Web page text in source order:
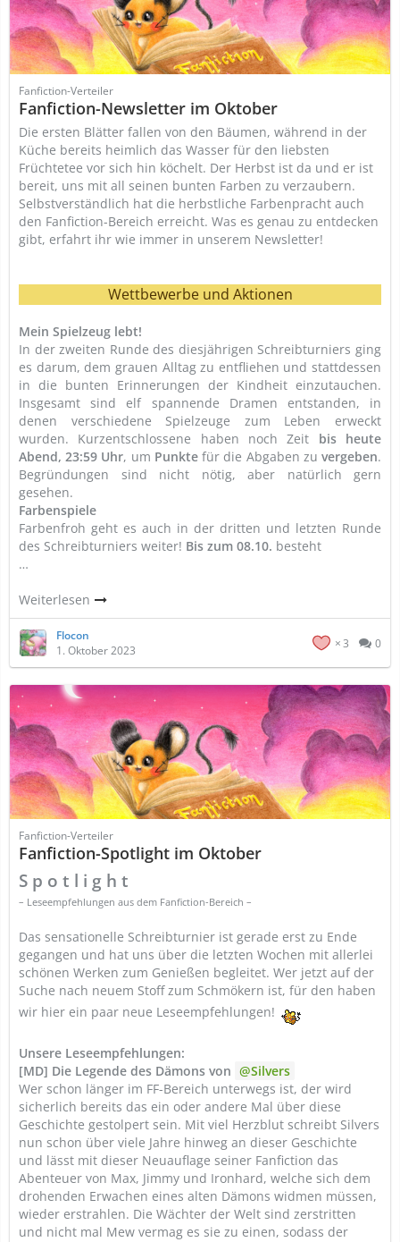
Fanfiction-Verteiler
Fanfiction-Newsletter im Oktober
Die ersten Blätter fallen von den Bäumen, während in der
Küche bereits heimlich das Wasser für den liebsten
Früchtetee vor sich hin köchelt. Der Herbst ist da und er ist
bereit, uns mit all seinen bunten Farben zu verzaubern.
Selbstverständlich hat die herbstliche Farbenpracht auch
den Fanfiction-Bereich erreicht. Was es genau zu entdecken
gibt, erfahrt ihr wie immer in unserem Newsletter!
Wettbewerbe und Aktionen
Mein Spielzeug lebt!
In der zweiten Runde des diesjährigen Schreibturniers ging
es darum, dem grauen Alltag zu entfliehen und stattdessen
in die bunten Erinnerungen der Kindheit einzutauchen.
Insgesamt sind elf spannende Dramen entstanden, in
denen verschiedene Spielzeuge zum Leben erweckt
wurden. Kurzentschlossene haben noch Zeit bis heute
Abend, 23:59 Uhr, um Punktefür die Abgaben zuvergeben.
Begründungen sind nicht nötig, aber natürlich gern
gesehen.
Farbenspiele
Farbenfroh geht es auch in der dritten und letzten Runde
des Schreibturniers weiter! Bis zum 08.10. besteht
…
Weiterlesen
Flocon
1. Oktober 2023
3 0
Fanfiction-Verteiler
Fanfiction-Spotlight im Oktober
S p o t l i g h t
– Leseempfehlungen aus dem Fanfiction-Bereich –
Das sensationelle Schreibturnier ist gerade erst zu Ende
gegangen und hat uns über die letzten Wochen mit allerlei
schönen Werken zum Genießen begleitet. Wer jetzt auf der
Suche nach neuem Stoff zum Schmökern ist, für den haben
wir hier ein paar neue Leseempfehlungen!
Unsere Leseempfehlungen:
[MD] Die Legende des Dämons von
Silvers
Wer schon länger im FF-Bereich unterwegs ist, der wird
sicherlich bereits das ein oder andere Mal über diese
Geschichte gestolpert sein. Mit viel Herzblut schreibt Silvers
nun schon über viele Jahre hinweg an dieser Geschichte
und lässt mit dieser Neuauflage seiner Fanfiction das
Abenteuer von Max, Jimmy und Ironhard, welche sich dem
drohenden Erwachen eines alten Dämons widmen müssen,
wieder erstrahlen. Die Wächter der Welt sind zerstritten
und nicht mal Mew vermag es sie zu einen, sodass der